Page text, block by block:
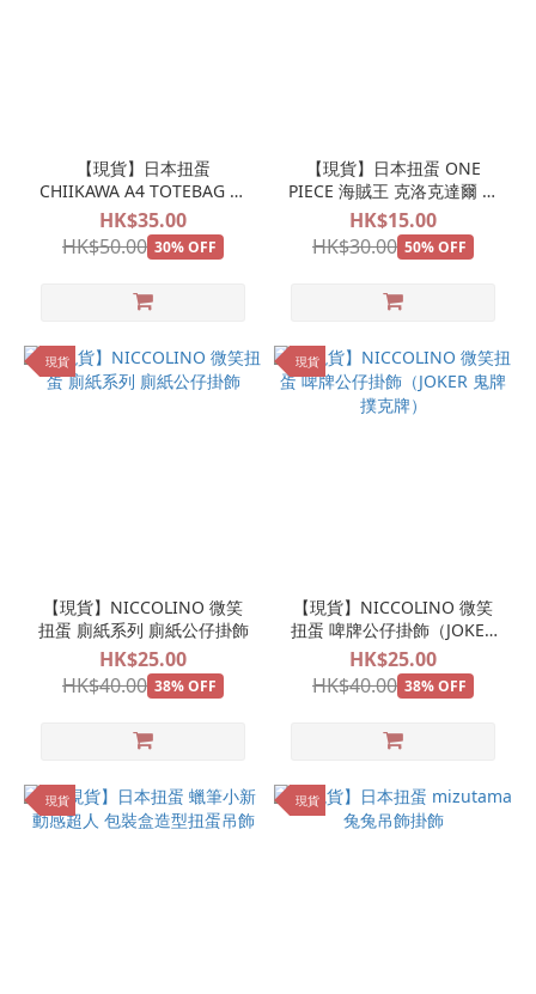
【現貨】日本扭蛋
CHIIKAWA A4 TOTEBAG 上
膊袋 小八 獅薩 HACHI
HK$35.00
HK$50.00 30% OFF
【現貨】日本扭蛋 ONE
PIECE 海賊王 克洛克達爾 鱷
魚 Q版吊飾 POP STYLE2！
HK$15.00
HK$30.00 50% OFF
現貨
【現貨】NICCOLINO 微笑
扭蛋 廁紙系列 廁紙公仔掛飾
HK$25.00
HK$40.00 38% OFF
現貨
【現貨】NICCOLINO 微笑
扭蛋 啤牌公仔掛飾（JOKER
鬼牌 撲克牌）
HK$25.00
HK$40.00 38% OFF
現貨 現貨